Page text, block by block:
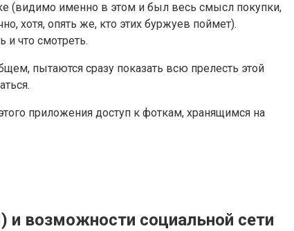
(видимо именно в этом и был весь смысл покупки,
хотя, опять же, кто этих буржуев поймет).
и что смотреть.
пытаются сразу показать всю прелесть этой
приложения доступ к фоткам, хранящимся на
возможности социальной сети